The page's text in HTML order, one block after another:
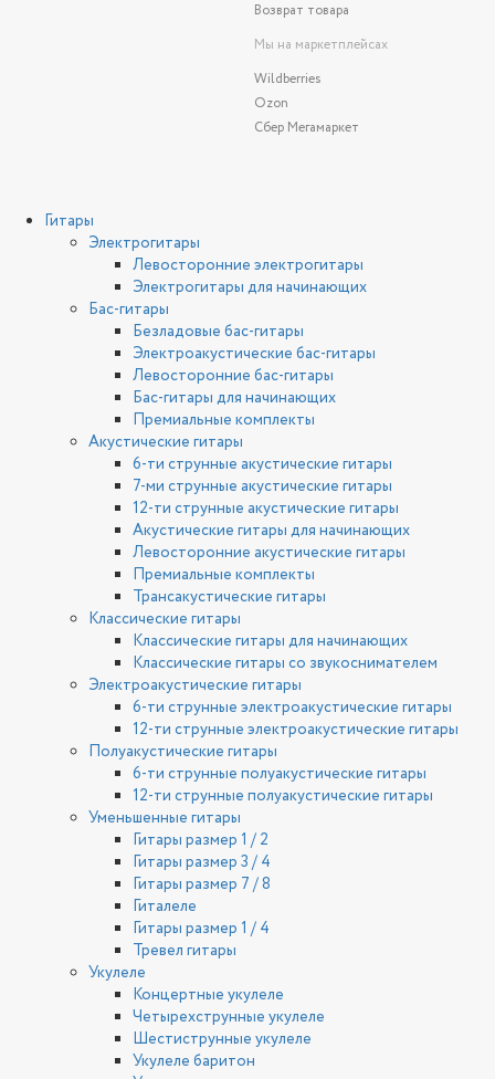
Возврат товара
Мы на маркетплейсах
Wildberries
Ozon
Сбер Мегамаркет
Гитары
Электрогитары
Левосторонние электрогитары
Электрогитары для начинающих
Бас-гитары
Безладовые бас-гитары
Электроакустические бас-гитары
Левосторонние бас-гитары
Бас-гитары для начинающих
Премиальные комплекты
Акустические гитары
6-ти струнные акустические гитары
7-ми струнные акустические гитары
12-ти струнные акустические гитары
Акустические гитары для начинающих
Левосторонние акустические гитары
Премиальные комплекты
Трансакустические гитары
Классические гитары
Классические гитары для начинающих
Классические гитары со звукоснимателем
Электроакустические гитары
6-ти струнные электроакустические гитары
12-ти струнные электроакустические гитары
Полуакустические гитары
6-ти струнные полуакустические гитары
12-ти струнные полуакустические гитары
Уменьшенные гитары
Гитары размер 1 / 2
Гитары размер 3 / 4
Гитары размер 7 / 8
Гиталеле
Гитары размер 1 / 4
Тревел гитары
Укулеле
Концертные укулеле
Четырехструнные укулеле
Шестиструнные укулеле
Укулеле баритон